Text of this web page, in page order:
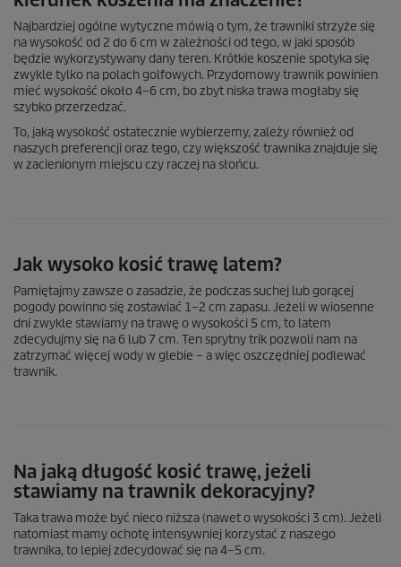
Najbardziej ogólne wytyczne mówią o tym, że trawniki strzyże się
na wysokość od 2 do 6 cm w zależności od tego, w jaki sposób
będzie wykorzystywany dany teren. Krótkie koszenie spotyka się
zwykle tylko na polach golfowych. Przydomowy trawnik powinien
mieć wysokość około 4–6 cm, bo zbyt niska trawa mogłaby się
szybko przerzedzać.
To, jaką wysokość ostatecznie wybierzemy, zależy również od
naszych preferencji oraz tego, czy większość trawnika znajduje się
w zacienionym miejscu czy raczej na słońcu.
Jak wysoko kosić trawę latem?
Pamiętajmy zawsze o zasadzie, że podczas suchej lub gorącej
pogody powinno się zostawiać 1–2 cm zapasu. Jeżeli w wiosenne
dni zwykle stawiamy na trawę o wysokości 5 cm, to latem
zdecydujmy się na 6 lub 7 cm. Ten sprytny trik pozwoli nam na
zatrzymać więcej wody w glebie – a więc oszczędniej podlewać
trawnik.
Na jaką długość kosić trawę, jeżeli
stawiamy na trawnik dekoracyjny?
Taka trawa może być nieco niższa (nawet o wysokości 3 cm). Jeżeli
natomiast mamy ochotę intensywniej korzystać z naszego
trawnika, to lepiej zdecydować się na 4–5 cm.